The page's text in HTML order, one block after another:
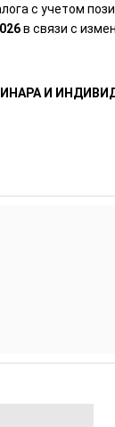
с учетом
в связи с
И